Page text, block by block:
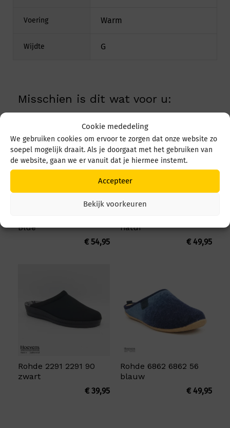
Cookie mededeling
We gebruiken cookies om ervoor te zorgen dat onze website zo
soepel mogelijk draait. Als je doorgaat met het gebruiken van
de website, gaan we er vanuit dat je hiermee instemt.
Accepteer
Bekijk voorkeuren
Voering Warm
Wijdte G
Misschien is dit wat voor u:
Blue
€54,95
natur
€49,95
Rohde 2291 2291 90
zwart
€39,95
Rohde 6862 6862 56
blauw
€49,95